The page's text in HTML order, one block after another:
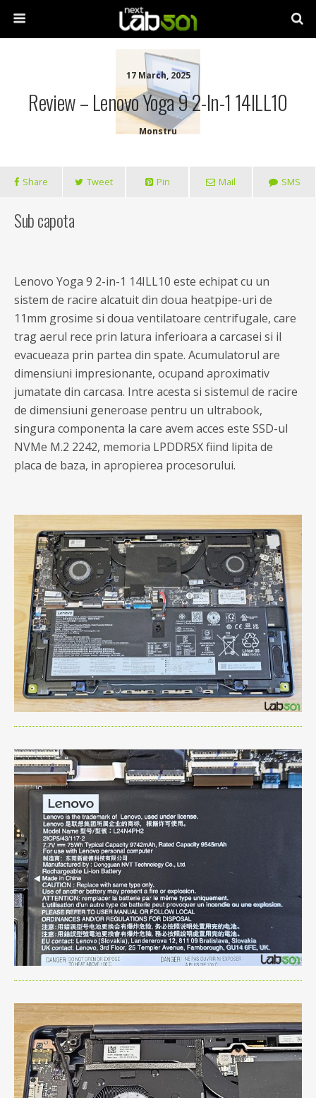
17 March, 2025
Review – Lenovo Yoga 9 2-In-1 14ILL10
Monstru
Share Tweet Pin Mail SMS
Sub capota
Lenovo Yoga 9 2-in-1 14ILL10 este echipat cu un
sistem de racire alcatuit din doua heatpipe-uri de
11mm grosime si doua ventilatoare centrifugale, care
trag aerul rece prin latura inferioara a carcasei si il
evacueaza prin partea din spate. Acumulatorul are
dimensiuni impresionante, ocupand aproximativ
jumatate din carcasa. Intre acesta si sistemul de racire
de dimensiuni generoase pentru un ultrabook,
singura componenta la care avem acces este SSD-ul
NVMe M.2 2242, memoria LPDDR5X fiind lipita de
placa de baza, in apropierea procesorului.